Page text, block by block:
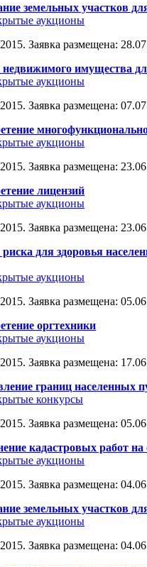
земельных участков
аукционы
Заявка размещена:
имущества
аукционы
Заявка размещена:
аукционы
Заявка размещена:
лицензий
аукционы
Заявка размещена:
для здоровья
аукционы
Заявка размещена:
оргтехники
аукционы
Заявка размещена:
границ населенных
конкурсы
Заявка размещена:
кадастровых работ
аукционы
Заявка размещена:
земельных участков
аукционы
Заявка размещена: